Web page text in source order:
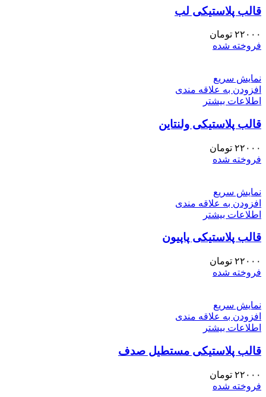
قالب پلاستیکی لب
۲۲۰۰۰ تومان
فروخته شده
نمایش سریع
افزودن به علاقه مندی
اطلاعات بیشتر
قالب پلاستیکی ولنتاین
۲۲۰۰۰ تومان
فروخته شده
نمایش سریع
افزودن به علاقه مندی
اطلاعات بیشتر
قالب پلاستیکی پاپیون
۲۲۰۰۰ تومان
فروخته شده
نمایش سریع
افزودن به علاقه مندی
اطلاعات بیشتر
قالب پلاستیکی مستطیل صدف
۲۲۰۰۰ تومان
فروخته شده